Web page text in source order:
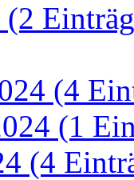
(2
(4
(1
(4